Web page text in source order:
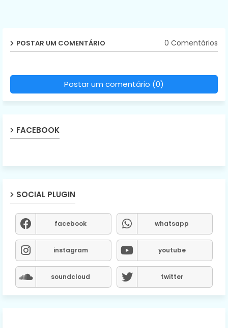
POSTAR UM COMENTÁRIO 0 Comentários
Postar um comentário (0)
FACEBOOK
SOCIAL PLUGIN
facebook whatsapp
instagram youtube
soundcloud twitter